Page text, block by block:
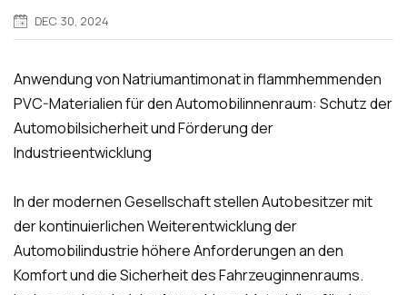
DEC 30, 2024
Anwendung von Natriumantimonat in flammhemmenden
PVC-Materialien für den Automobilinnenraum: Schutz der
Automobilsicherheit und Förderung der
Industrieentwicklung
In der modernen Gesellschaft stellen Autobesitzer mit
der kontinuierlichen Weiterentwicklung der
Automobilindustrie höhere Anforderungen an den
Komfort und die Sicherheit des Fahrzeuginnenraums.